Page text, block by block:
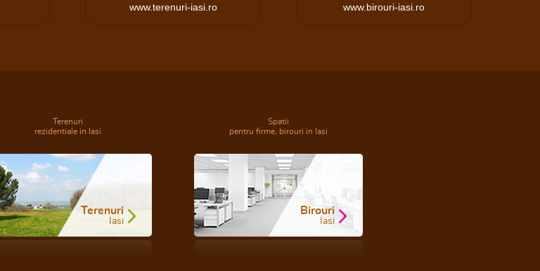
www.terenuri-iasi.ro www.birouri-iasi.ro
Terenuri
rezidentiale in Iasi
Terenuri
Iasi
Spatii
pentru firme, birouri in Iasi
Birouri
Iasi